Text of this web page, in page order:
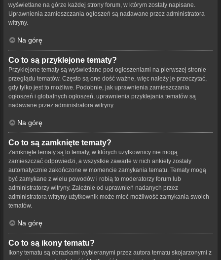
wyświetlane na górze każdej strony forum, w którym zostały napisane.
Uprawnienia zamieszczania ogłoszeń są nadawane przez administratora
witryny.
Na górę
Co to są przyklejone tematy?
Przyklejone tematy są wyświetlane pod ogłoszeniami na pierwszej stronie
przeglądu tematów. Często są one dość ważne, więc należy je przeczytać,
gdy tylko jest to możliwe. Podobnie, jak uprawnienia zamieszczania
ogłoszeń i globalnych ogłoszeń, uprawnienia przyklejania tematów są
nadawane przez administratora witryny.
Na górę
Co to są zamknięte tematy?
Zamknięte tematy są to tematy, w których użytkownicy nie mogą
zamieszczać odpowiedzi, a wszystkie zawarte w nich ankiety zostały
automatycznie zakończone w momencie zamykania tematu. Tematy mogą
być zamykane z wielu powodów i robią to moderatorzy forum lub
administratorzy witryny. Zależnie od uprawnień nadanych przez
administratora witryny użytkownik może mieć możliwość zamykania swoich
tematów.
Na górę
Co to są ikony tematu?
Ikony tematu są obrazkami wybieranymi przez autora tematu skojarzonymi z